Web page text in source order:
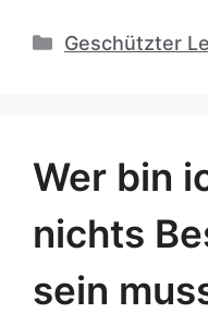
Kategorien
Geschützter
Wer bin
nichts
sein